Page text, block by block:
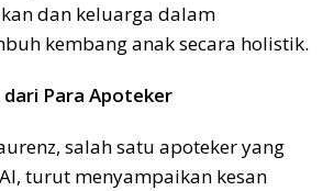
dan keluarga dalam
kembang anak secara holistik.
Para Apoteker
salah satu apoteker yang
turut menyampaikan kesan